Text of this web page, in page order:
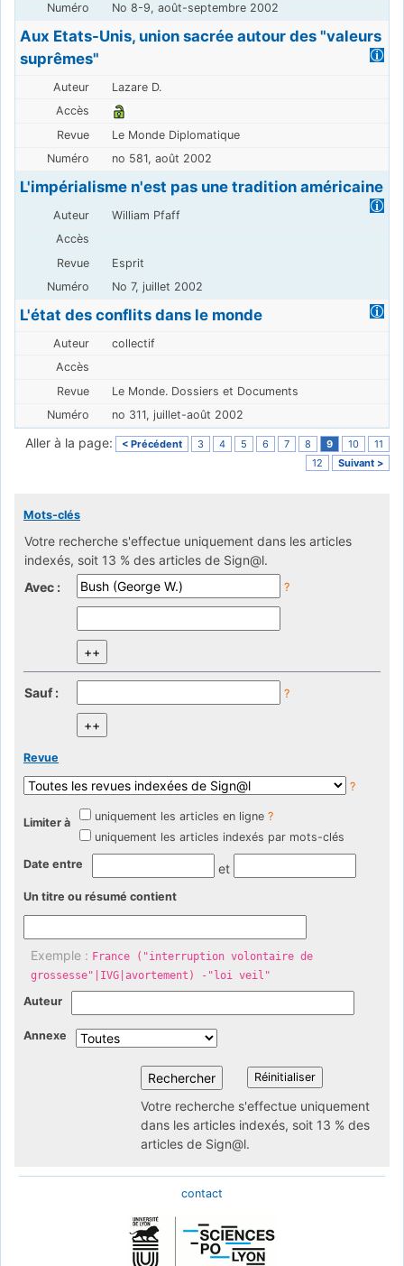
No 8-9, août-septembre 2002
Aux Etats-Unis, union sacrée autour des "valeurs
suprêmes"
Lazare D.
Le Monde Diplomatique
no 581, août 2002
L'impérialisme n'est pas une tradition américaine
William Pfaff
Esprit
No 7, juillet 2002
L'état des conflits dans le monde
collectif
Le Monde. Dossiers et Documents
no 311, juillet-août 2002
Aller à la page: < Précédent 3 4 5 6 7 8 9 10
11
12
Suivant >
Mots-clés
Votre recherche s'effectue uniquement dans les articles
indexés, soit 13 % des articles de Sign@l.
Avec :
?
Sauf : ?
Revue
?
Limiter à uniquement les articles en ligne ?
uniquement les articles indexés par mots-clés
Date entre et
Un titre ou résumé contient
Exemple : France ("interruption volontaire de
grossesse"|IVG|avortement) -"loi veil"
Auteur
Annexe
Votre recherche s'effectue uniquement
dans les articles indexés, soit 13 % des
articles de Sign@l.
contact